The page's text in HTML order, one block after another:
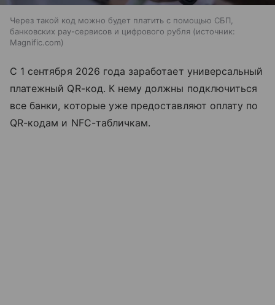
Через такой код можно будет платить с помощью СБП,
банковских pay-сервисов и цифрового рубля
источник:
Magnific.com
С 1 сентября 2026 года заработает универсальный
платежный QR-код. К нему должны подключиться
все банки, которые уже предоставляют оплату по
QR-кодам и NFC-табличкам.